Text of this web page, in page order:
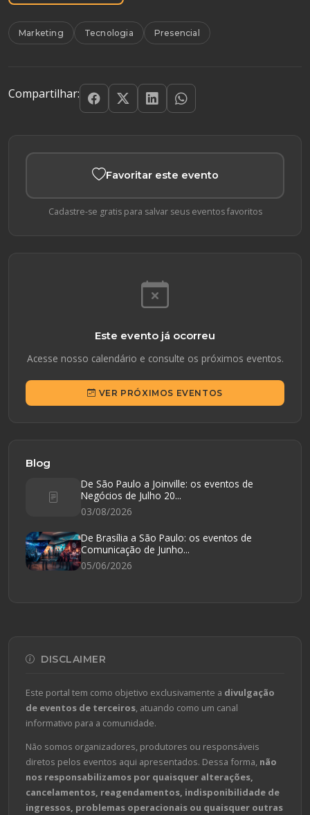
Marketing Tecnologia Presencial
Compartilhar:
Favoritar este evento
Cadastre-se gratis para salvar seus eventos favoritos
Este evento já ocorreu
Acesse nosso calendário e consulte os próximos eventos.
VER PRÓXIMOS EVENTOS
Blog
De São Paulo a Joinville: os eventos de
Negócios de Julho 20...
03/08/2026
De Brasília a São Paulo: os eventos de
Comunicação de Junho...
05/06/2026
DISCLAIMER
Este portal tem como objetivo exclusivamente a divulgação
de eventos de terceiros, atuando como um canal
informativo para a comunidade.
Não somos organizadores, produtores ou responsáveis
diretos pelos eventos aqui apresentados. Dessa forma, não
nos responsabilizamos por quaisquer alterações,
cancelamentos, reagendamentos, indisponibilidade de
ingressos, problemas operacionais ou quaisquer outras